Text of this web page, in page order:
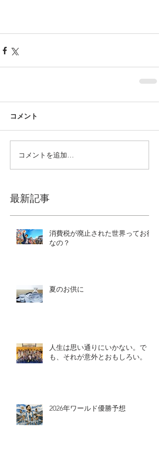
コメント
コメントを追加…
最新記事
消費税が廃止された世界ってお得
なの？
夏のお供に
人生は思い通りにいかない。で
も、それが意外とおもしろい。
2026年ワールド優勝予想